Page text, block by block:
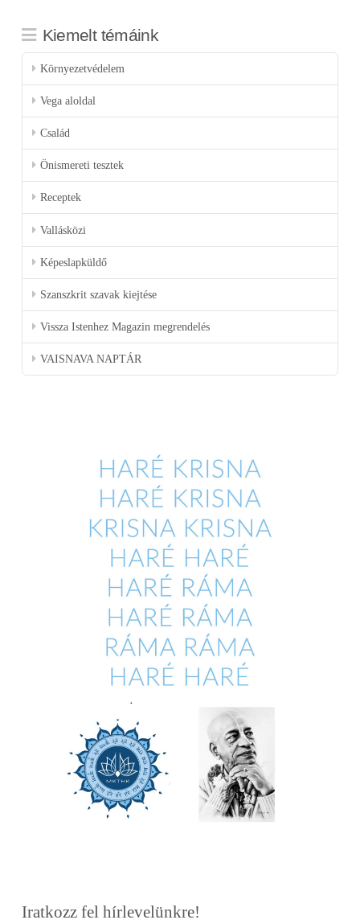
Kiemelt témáink
Környezetvédelem
Vega aloldal
Család
Önismereti tesztek
Receptek
Vallásközi
Képeslapküldő
Szanszkrit szavak kiejtése
Vissza Istenhez Magazin megrendelés
VAISNAVA NAPTÁR
Iratkozz fel hírlevelünkre!